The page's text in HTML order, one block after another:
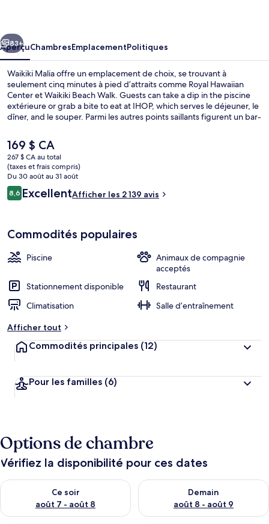
Suivant
83+
AperçuChambresEmplacementPolitiques
Waikiki Malia offre un emplacement de choix, se trouvant à
seulement cinq minutes à pied d’attraits comme Royal Hawaiian
Center et Waikiki Beach Walk. Guests can take a dip in the piscine
extérieure or grab a bite to eat at IHOP, which serves le déjeuner, le
dîner, and le souper. Parmi les autres points saillants figurent un bar-
remous. Les autres voyageurs adorent le personnel serviable et
l’emplacement.
Le
prix
actuel
est
de 169 $ CA
169 $ CA
267 $ CA au total
(taxes et frais compris)
Du 30 août au 31 août
Avis
8,68,6 sur 10 –
ExcellentAfficher les 2 139 avis
Commodités populaires
Piscine
Animaux de compagnie
acceptés
Stationnement disponible
Restaurant
Climatisation
Salle d’entraînement
Afficher tout
Commodités principales (12)
Pour les familles (6)
Options de chambre
Vérifiez la disponibilité pour ces dates
Ce soir
août 7 - août 8
Vérifier la disponibilité pour ce soir août 7 - août 8
Demain
août 8 - août 9
Vérifier la disponibilité pour